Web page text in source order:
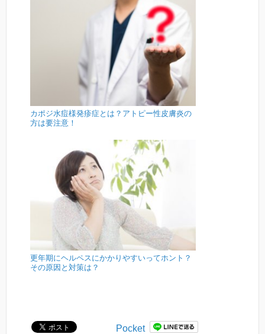
カポジ水痘様発疹症とは？アトピー性皮膚炎の
方は要注意！
更年期にヘルペスにかかりやすいってホント？
その原因と対策は？
Pocket